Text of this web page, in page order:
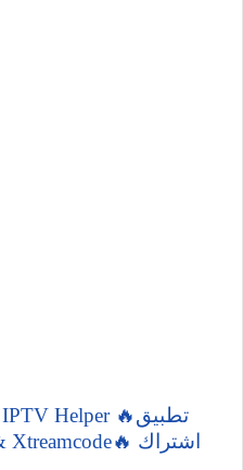
اشتراك 🔥M3U & Xtreamcode🔥 وميزات اخرى